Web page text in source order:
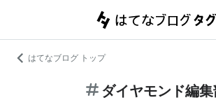
はてなブログ トップ
ダイヤモンド編